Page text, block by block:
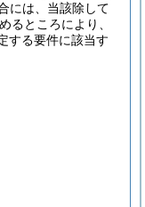
には、当該除して
るところにより、
する要件に該当す